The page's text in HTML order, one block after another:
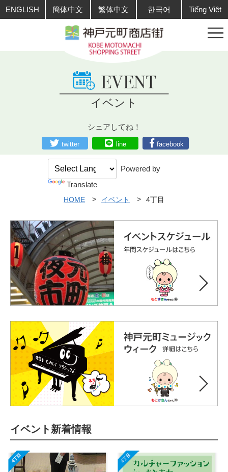
ENGLISH 簡体中文 繁体中文 한국어 Tiếng Việt
イベント
シェアしてね！
twitter line facebook
Powered by
Translate
HOME イベント 4丁目
イベント新着情報